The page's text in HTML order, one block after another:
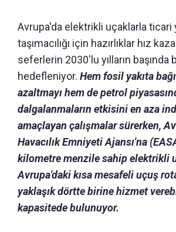
Avrupa'da elektrikli uçaklarla ticari
taşımacılığı için hazırlıklar hız
seferlerin 2030'lu yılların başında
hedefleniyor. Hem fosil yakıta
azaltmayı hem de petrol
dalgalanmaların etkisini en aza
amaçlayan çalışmalar sürerken,
Havacılık Emniyeti Ajansı'na
kilometre menzile sahip elektrikli
Avrupa'daki kısa mesafeli uçuş
yaklaşık dörtte birine hizmet
kapasitede bulunuyor.